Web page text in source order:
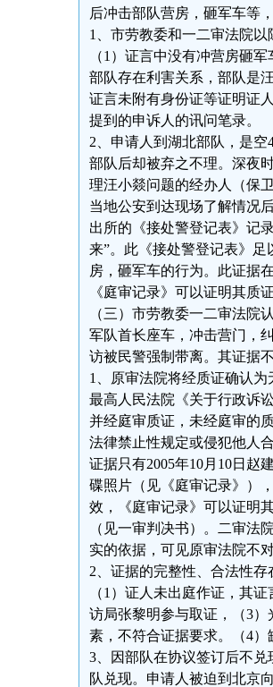
后冲击部队营房，砸军车等
1、市劳教委和一二审法院
（1）证言中没有冲营房砸
部队存在利害关系，部队是
证言未附有身份证等证明证
提到的申诉人的讯问笔录。
2、申请人到湖北部队，是
部队后却被弃之不理。深夜
理汪小燚问题的经办人（保
当地公安到达现场了解情况
出所的《接处警登记表》记
来”。此《接处警登记表》
房，砸军车的行为。此证据
《庭审记录》可以证明其质
（三）市劳教委一二审法院
军队首长座车，冲击营门，
访被民警强制带离。其证据
1、原审法院将经质证确认
最高人民法院《关于行政诉
并经庭审质证，未经庭审的
法律禁止性规定或侵犯他人
证据只有2005年10月10日赵
碟照片（见《庭审记录》）
效，《庭审记录》可以证明
（见一审判决书）。二审法
实的依据，可见原审法院不
2、证据的完整性、合法性存
（1）证人未出庭作证，其
访局张黎明参与取证，（3
素，不符合证据要求。（4
3、因部队在协议签订后不
队兑现。申请人被迫到北京